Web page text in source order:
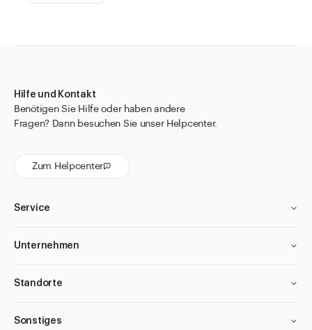
Hilfe und Kontakt
Benötigen Sie Hilfe oder haben andere
Fragen? Dann besuchen Sie unser Helpcenter.
Zum Helpcenter
Service
Unternehmen
Standorte
Sonstiges